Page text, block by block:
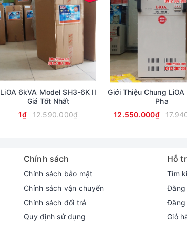
LiOA 6kVA Model SH3-6K II
Giá Tốt Nhất
1₫
12.590.000₫
Giới Thiệu Chung LiOA
Pha
12.550.000₫
Chính sách
Chính sách bảo mật
Chính sách vận chuyển
Chính sách đổi trả
Quy định sử dụng
Hỗ
Tìm
Đăng
Đăng
Giỏ